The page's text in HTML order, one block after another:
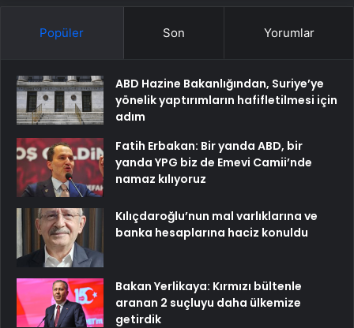
Popüler Son Yorumlar
ABD Hazine Bakanlığından, Suriye’ye
yönelik yaptırımların hafifletilmesi için
adım
Fatih Erbakan: Bir yanda ABD, bir
yanda YPG biz de Emevi Camii’nde
namaz kılıyoruz
Kılıçdaroğlu’nun mal varlıklarına ve
banka hesaplarına haciz konuldu
Bakan Yerlikaya: Kırmızı bültenle
aranan 2 suçluyu daha ülkemize
getirdik